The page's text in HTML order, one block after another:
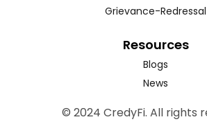
Grievance-Redressal
Resources
Blogs
News
© 2024 CredyFi. All rights